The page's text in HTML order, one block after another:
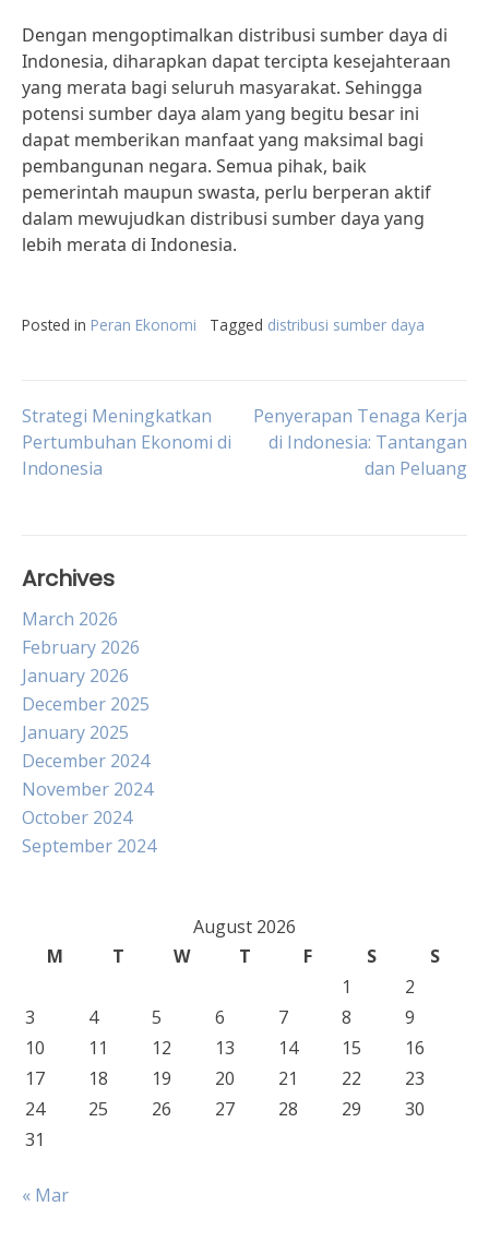
Dengan mengoptimalkan distribusi sumber daya di
Indonesia, diharapkan dapat tercipta kesejahteraan
yang merata bagi seluruh masyarakat. Sehingga
potensi sumber daya alam yang begitu besar ini
dapat memberikan manfaat yang maksimal bagi
pembangunan negara. Semua pihak, baik
pemerintah maupun swasta, perlu berperan aktif
dalam mewujudkan distribusi sumber daya yang
lebih merata di Indonesia.
Posted in Peran Ekonomi Tagged distribusi sumber daya
Post
navigation
Strategi Meningkatkan
Pertumbuhan Ekonomi di
Indonesia
Penyerapan Tenaga Kerja
di Indonesia: Tantangan
dan Peluang
Archives
March 2026
February 2026
January 2026
December 2025
January 2025
December 2024
November 2024
October 2024
September 2024
August 2026
M
T W T F S
S
1
2
3
4 5 6 7 8
9
10
11 12 13 14 15
16
17
18 19 20 21 22
23
24
25 26 27 28 29
30
31
« Mar